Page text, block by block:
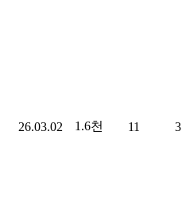
26.03.02 1.6천 11 3